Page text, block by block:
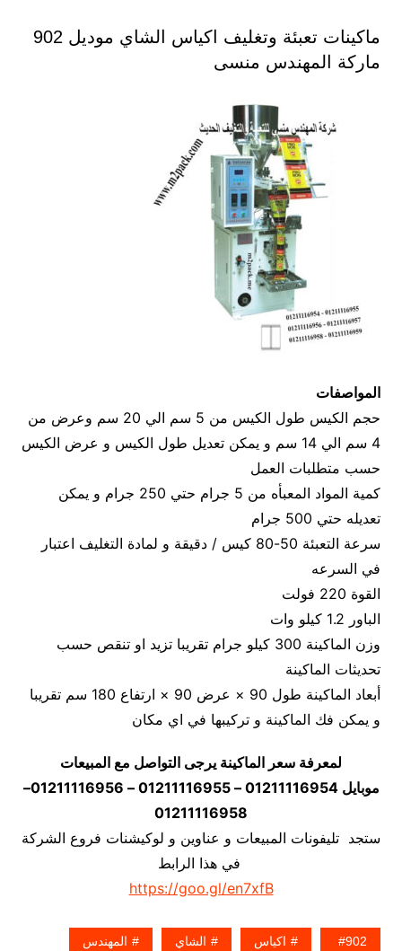
ماكينات تعبئة وتغليف اكياس الشاي موديل 902
ماركة المهندس منسى
المواصفات
حجم الكيس طول الكيس من 5 سم الي 20 سم وعرض من
4 سم الي 14 سم و يمكن تعديل طول الكيس و عرض الكيس
حسب متطلبات العمل
كمية المواد المعبأه من 5 جرام حتي 250 جرام و يمكن
تعديله حتي 500 جرام
سرعة التعبئة 50-80 كيس / دقيقة و لمادة التغليف اعتبار
في السرعه
القوة 220 فولت
الباور 1.2 كيلو وات
وزن الماكينة 300 كيلو جرام تقريبا تزيد او تنقص حسب
تحديثات الماكينة
أبعاد الماكينة طول 90 × عرض 90 × ارتفاع 180 سم تقريبا
و يمكن فك الماكينة و تركيبها في اي مكان
لمعرفة سعر الماكينة يرجى التواصل مع المبيعات
موبايل 01211116954 – 01211116955 – 01211116956–
01211116958
ستجد تليفونات المبيعات و عناوين و لوكيشنات فروع الشركة
في هذا الرابط
https://goo.gl/en7xfB
902 اكياس الشاي المهندس